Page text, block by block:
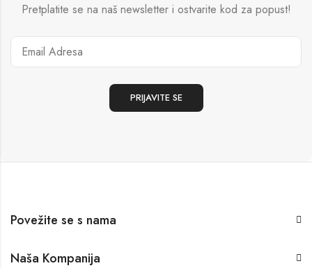
Pretplatite se na naš newsletter i ostvarite kod za popust!
Povežite se s nama
Naša Kompanija